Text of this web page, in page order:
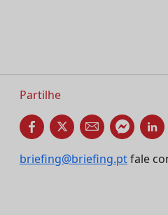
Partilhe
briefing@briefing.ptfale